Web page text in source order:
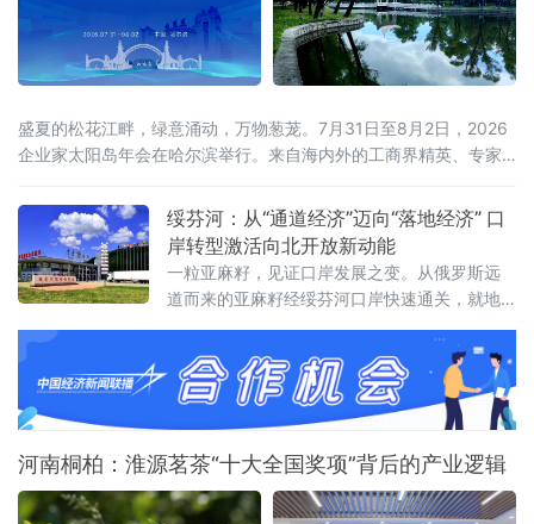
盛夏的松花江畔，绿意涌动，万物葱茏。7月31日至8月2日，2026
企业家太阳岛年会在哈尔滨举行。来自海内外的工商界精英、专家
打磨，企业家太阳岛年会已成长为新华社社级标志性论坛，形成“南
有博鳌，北有太阳岛”的全国产业对话IP。本届年会以“新质生产力：
新突破 新途径 新局面 新成果”为核心主题，锚定哈尔滨“三城三
绥芬河：从“通道经济”迈向“落地经济” 口
岸转型激活向北开放新动能
一粒亚麻籽，见证口岸发展之变。从俄罗斯远
道而来的亚麻籽经绥芬河口岸快速通关，就地
后，是百年口岸绥芬河奋力摆脱传统“通道经
济”，聚力发展落地加工，生动展现百年口岸
由“通道经济”向“落地经济”稳步转型的生动实
践。
河南桐柏：淮源茗茶“十大全国奖项”背后的产业逻辑